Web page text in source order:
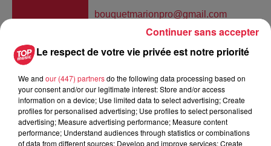
bouquetmarionpro@gmail.com
Depuis quelques années, notre Jumping de Mars marque le
début de la saison en extérieur de CSO en Alsace, sur notre
Le respect de votre vie privée est notre priorité
We and our (447) partnersdo the following data processing based on
your consent and/or our legitimate interest: Store and/or access
information on a device; Use limited data to select advertising; Create
profiles for personalised advertising; Use profiles to select personalised
advertising; Measure advertising performance; Measure content
performance; Understand audiences through statistics or combinations
of data from different sources; Develop and improve services; Create
Continuer sans accepter